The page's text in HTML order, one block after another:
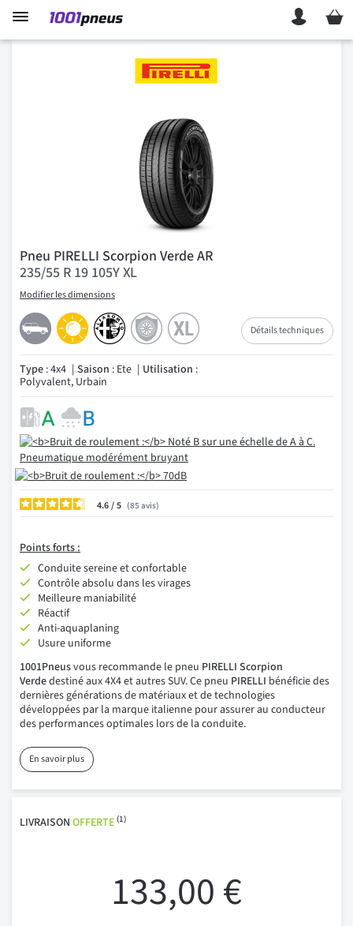
Mon
Pneu PIRELLI Scorpion Verde AR
235/55 R 19 105Y XL
Modifier les dimensions
Détails techniques
Type : 4x4 Saison : Ete Utilisation :
Polyvalent, Urbain
4.6/ 85 avis
Points forts :
Conduite sereine et confortable
Contrôle absolu dans les virages
Meilleure maniabilité
Réactif
Anti-aquaplaning
Usure uniforme
1001Pneusvous recommande le pneu PIRELLI Scorpion
Verdedestiné aux 4X4 et autres SUV. Ce pneu PIRELLI bénéficie des
dernières générations de matériaux et de technologies
développées par la marque italienne pour assurer au conducteur
des performances optimales lors de la conduite.
En savoir plus
LIVRAISON OFFERTE (1)
133,00 €